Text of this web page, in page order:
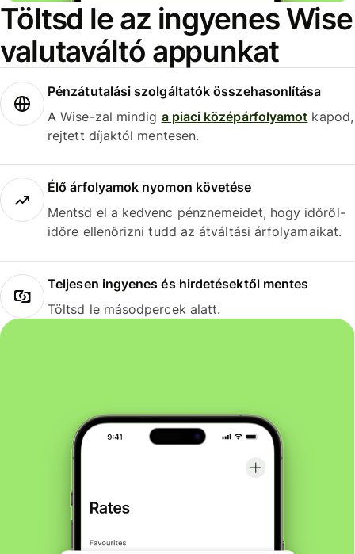
Töltsd le az ingyenes Wise
valutaváltó appunkat
Pénzátutalási szolgáltatók összehasonlítása
A Wise-zal mindig a piaci középárfolyamot kapod,
rejtett díjaktól mentesen.
Élő árfolyamok nyomon követése
Mentsd el a kedvenc pénznemeidet, hogy időről-
időre ellenőrizni tudd az átváltási árfolyamaikat.
Teljesen ingyenes és hirdetésektől mentes
Töltsd le másodpercek alatt.